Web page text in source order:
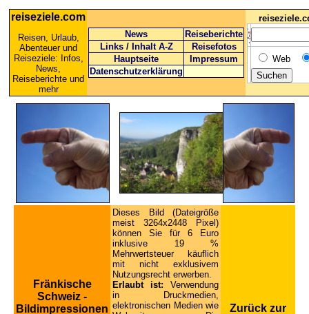
reiseziele.com
Reisen, Urlaub,
Abenteuer und
Reiseziele: Infos,
News,
Reiseberichte und
mehr
News
Reiseberichte
Links / Inhalt A-Z
Reisefotos
Hauptseite
Impressum
Datenschutzerklärung
Web
Fränkische
Schweiz -
Bildimpressionen
Dieses Bild (Dateigröße
meist 3264x2448 Pixel)
können Sie für 6 Euro
inklusive 19 %
Mehrwertsteuer käuflich
mit nicht exklusivem
Nutzungsrecht erwerben.
Erlaubt ist: Verwendung
in Druckmedien,
elektronischen Medien wie
Zurück zur